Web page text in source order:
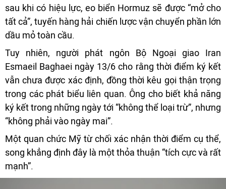
sau khi có hiệu lực, eo biển Hormuz sẽ được “mở cho
tất cả”, tuyến hàng hải chiến lược vận chuyển phần lớn
dầu mỏ toàn cầu.
Tuy nhiên, người phát ngôn Bộ Ngoại giao Iran
Esmaeil Baghaei ngày 13/6 cho rằng thời điểm ký kết
vẫn chưa được xác định, đồng thời kêu gọi thận trọng
trong các phát biểu liên quan. Ông cho biết khả năng
ký kết trong những ngày tới “không thể loại trừ”, nhưng
“không phải vào ngày mai”.
Một quan chức Mỹ từ chối xác nhận thời điểm cụ thể,
song khẳng định đây là một thỏa thuận “tích cực và rất
mạnh”.